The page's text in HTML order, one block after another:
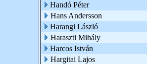
Handó Péter
Hans Andersson
Harangi László
Haraszti Mihály
Harcos István
Hargitai Lajos